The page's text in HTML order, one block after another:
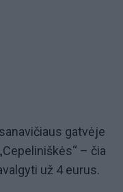
gatvėje
– čia
už 4 eurus.